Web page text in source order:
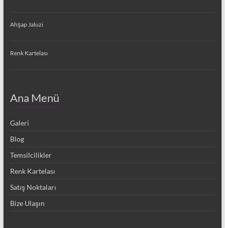
Ahşap Jaluzi
Renk Kartelası
Ana Menü
Galeri
Blog
Temsilcilikler
Renk Kartelası
Satış Noktaları
Bize Ulaşın